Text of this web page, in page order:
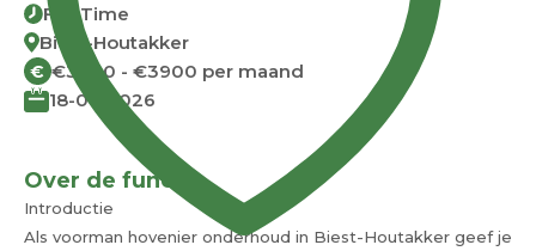
Full Time
Biest-Houtakker
€ €3300 - €3900 per maand
18-07-2026
Over de functie
Introductie
Als voorman hovenier onderhoud in Biest-Houtakker geef je